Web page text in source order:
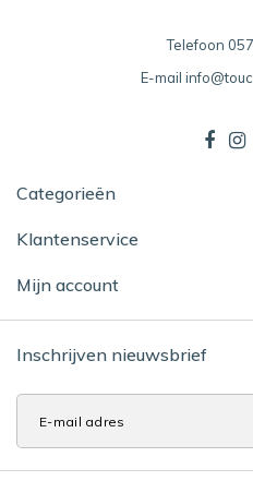
Telefoon
E-mail
Categorieën
Klantenservice
Mijn account
Inschrijven nieuwsbrief